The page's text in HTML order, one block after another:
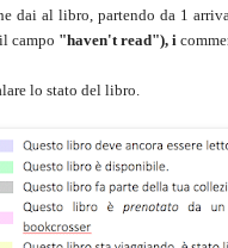
dai al libro, partendo da 1
campo "haven't read"), i
lo stato del libro.